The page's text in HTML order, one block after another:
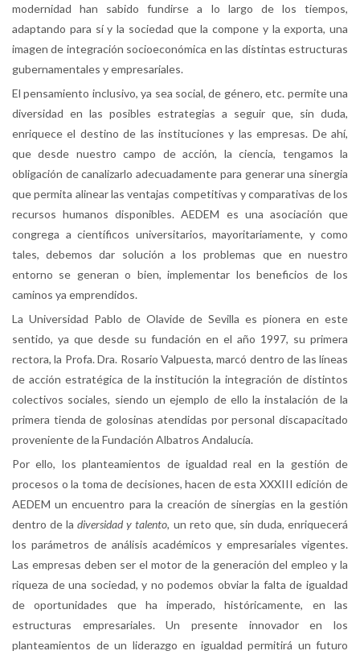
modernidad han sabido fundirse a lo largo de los tiempos,
adaptando para sí y la sociedad que la compone y la exporta, una
imagen de integración socioeconómica en las distintas estructuras
gubernamentales y empresariales.
El pensamiento inclusivo, ya sea social, de género, etc. permite una
diversidad en las posibles estrategias a seguir que, sin duda,
enriquece el destino de las instituciones y las empresas. De ahí,
que desde nuestro campo de acción, la ciencia, tengamos la
obligación de canalizarlo adecuadamente para generar una sinergia
que permita alinear las ventajas competitivas y comparativas de los
recursos humanos disponibles. AEDEM es una asociación que
congrega a científicos universitarios, mayoritariamente, y como
tales, debemos dar solución a los problemas que en nuestro
entorno se generan o bien, implementar los beneficios de los
caminos ya emprendidos.
La Universidad Pablo de Olavide de Sevilla es pionera en este
sentido, ya que desde su fundación en el año 1997, su primera
rectora, la Profa. Dra. Rosario Valpuesta, marcó dentro de las líneas
de acción estratégica de la institución la integración de distintos
colectivos sociales, siendo un ejemplo de ello la instalación de la
primera tienda de golosinas atendidas por personal discapacitado
proveniente de la Fundación Albatros Andalucía.
Por ello, los planteamientos de igualdad real en la gestión de
procesos o la toma de decisiones, hacen de esta XXXIII edición de
AEDEM un encuentro para la creación de sinergias en la gestión
dentro de ladiversidad y talento, un reto que, sin duda, enriquecerá
los parámetros de análisis académicos y empresariales vigentes.
Las empresas deben ser el motor de la generación del empleo y la
riqueza de una sociedad, y no podemos obviar la falta de igualdad
de oportunidades que ha imperado, históricamente, en las
estructuras empresariales. Un presente innovador en los
planteamientos de un liderazgo en igualdad permitirá un futuro